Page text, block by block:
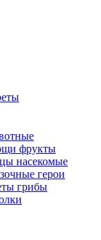
фрукты
насекомые
герои
грибы